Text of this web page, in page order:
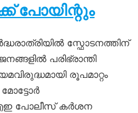
പോയിന്റും
സ്ഫോടനത്തിന്
പരിഭ്രാന്തി
രൂപമാറ്റം
പോലീസ് കർശന